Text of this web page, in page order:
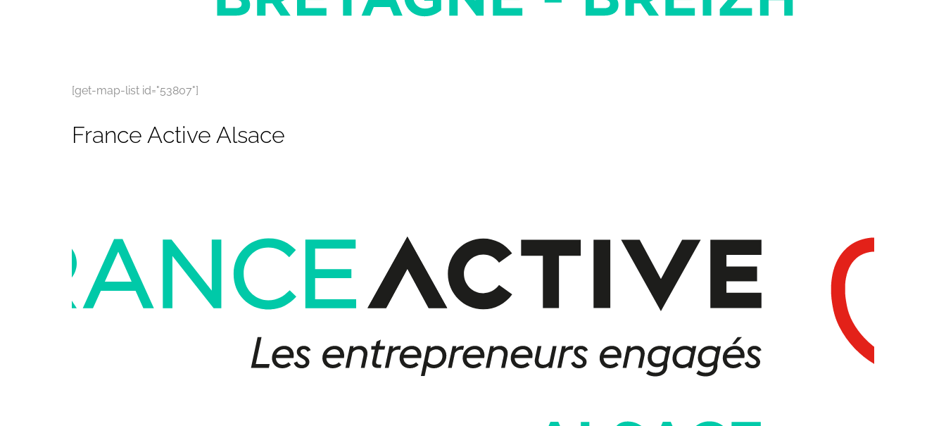
[get-map-list id="53807"]
France Active Alsace